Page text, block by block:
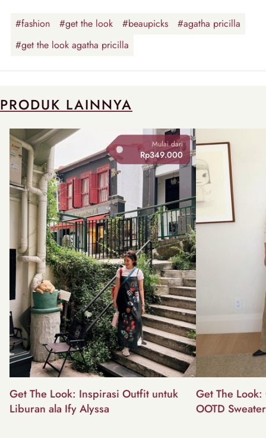
#fashion #get the look #beaupicks
#agatha pricilla
#get the look agatha pricilla
PRODUK LAINNYA
Mulai dari
Rp349.000
Get The Look: Inspirasi Outfit untuk
Liburan ala Ify Alyssa
Get The
OOTD